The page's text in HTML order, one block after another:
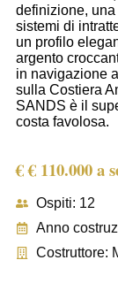
definizione,
sistemi di
un profilo
argento
in navigazione
sulla Costiera
SANDS è il
costa favolosa.
€ € 110.000 a
Ospiti: 12
Anno
Costruttore: